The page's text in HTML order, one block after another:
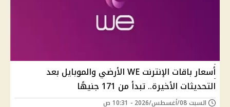
أسعار باقات الإنترنت WE الأرضي والموبايل بعد
التحديثات الأخيرة.. تبدأ من 171 جنيهًا
السبت 08/أغسطس/2026 - 10:31 ص